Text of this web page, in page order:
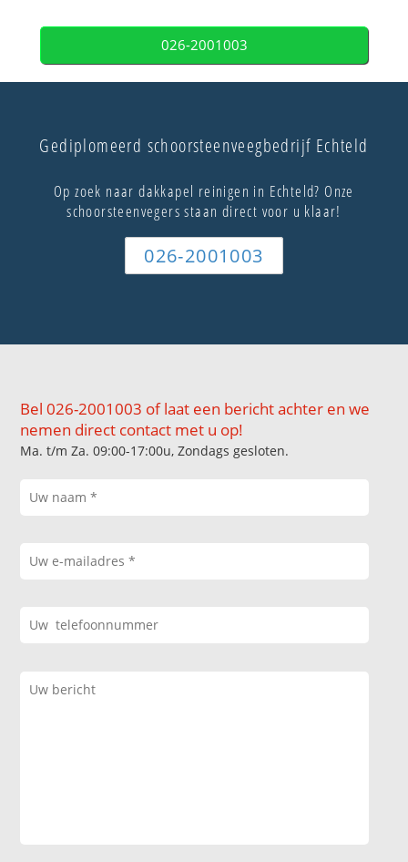
026-2001003
Gediplomeerd schoorsteenveegbedrijf Echteld
Op zoek naar dakkapel reinigen in Echteld? Onze
schoorsteenvegers staan direct voor u klaar!
026-2001003
Bel 026-2001003 of laat een bericht achter en we
nemen direct contact met u op!
Ma. t/m Za. 09:00-17:00u, Zondags gesloten.